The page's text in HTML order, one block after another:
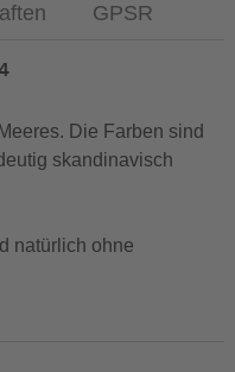
GPSR
Die Farben sind
skandinavisch
natürlich ohne
da nur für
für den Innenbereich.